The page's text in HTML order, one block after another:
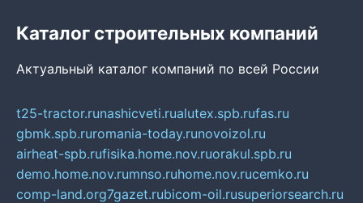
Каталог строительных компаний
Актуальный каталог компаний по всей России
t25-tractor.runashicveti.rualutex.spb.rufas.ru
gbmk.spb.ruromania-today.runovoizol.ru
airheat-spb.rufisika.home.nov.ruorakul.spb.ru
demo.home.nov.rumnso.ruhome.nov.rucemko.ru
comp-land.org7gazet.rubicom-oil.rusuperiorsearch.ru